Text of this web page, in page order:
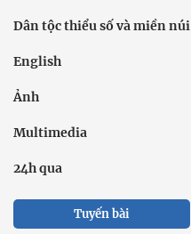
Dân tộc thiểu số và miền núi
English
Ảnh
Multimedia
24h qua
Tuyến bài